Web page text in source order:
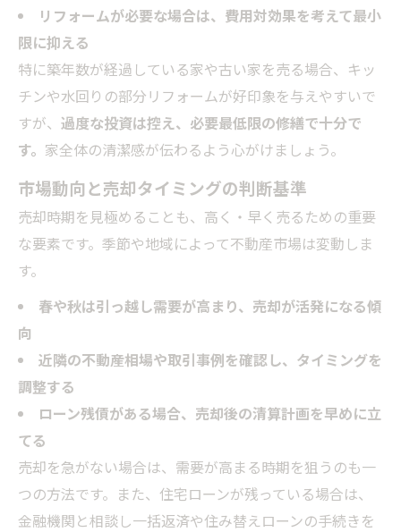
リフォームが必要な場合は、費用対効果を考えて最小
限に抑える
特に築年数が経過している家や古い家を売る場合、キッ
チンや水回りの部分リフォームが好印象を与えやすいで
すが、 過度な投資は控え、必要最低限の修繕で十分で
す。 家全体の清潔感が伝わるよう心がけましょう。
市場動向と売却タイミングの判断基準
売却時期を見極めることも、高く・早く売るための重要
な要素です。季節や地域によって不動産市場は変動しま
す。
春や秋は引っ越し需要が高まり、売却が活発になる傾
向
近隣の不動産相場や取引事例を確認し、タイミングを
調整する
ローン残債がある場合、売却後の清算計画を早めに立
てる
売却を急がない場合は、需要が高まる時期を狙うのも一
つの方法です。また、住宅ローンが残っている場合は、
金融機関と相談し一括返済や住み替えローンの手続きを